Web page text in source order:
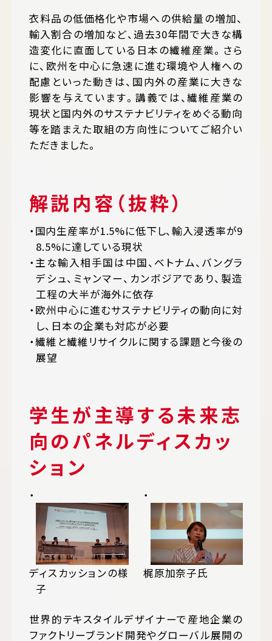
衣料品の低価格化や市場への供給量の増加、
輸入割合の増加など、過去30年間で大きな構
造変化に直面している日本の繊維産業。さら
に、欧州を中心に急速に進む環境や人権への
配慮といった動きは、国内外の産業に大きな
影響を与えています。講義では、繊維産業の
現状と国内外のサステナビリティをめぐる動向
等を踏まえた取組の方向性についてご紹介い
ただきました。
解説内容（抜粋）
国内生産率が1.5%に低下し、輸入浸透率が9
8.5%に達している現状
主な輸入相手国は中国、ベトナム、バングラ
デシュ、ミャンマー、カンボジアであり、製造
工程の大半が海外に依存
欧州中心に進むサステナビリティの動向に対
し、日本の企業も対応が必要
繊維と繊維リサイクルに関する課題と今後の
展望
学生が主導する未来志
向のパネルディスカッ
ション
ディスカッションの様
子
梶原加奈子氏
世界的テキスタイルデザイナーで産地企業の
ファクトリーブランド開発やグローバル展開の